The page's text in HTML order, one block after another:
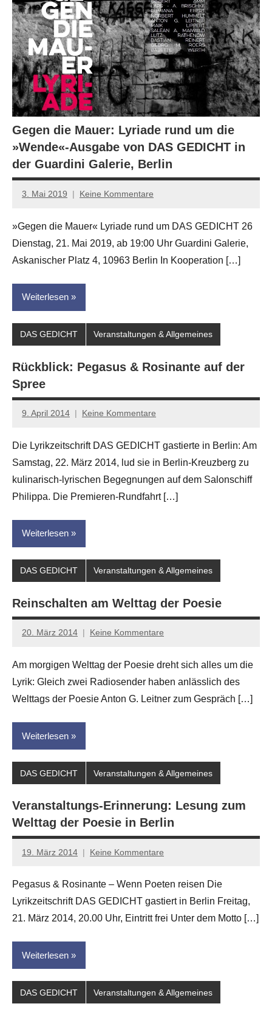
Gegen die Mauer: Lyriade rund um die
»Wende«-Ausgabe von DAS GEDICHT in
der Guardini Galerie, Berlin
3. Mai 2019
Jan-
Hornauer
für
dasgedichtblog
Keine Kommentare
»Gegen die Mauer« Lyriade rund um DAS GEDICHT 26
Dienstag, 21. Mai 2019, ab 19:00 Uhr Guardini Galerie,
Askanischer Platz 4, 10963 Berlin In Kooperation […]
Weiterlesen
DAS GEDICHT Veranstaltungen & Allgemeines
Rückblick: Pegasus & Rosinante auf der
Spree
9. April 2014
Anton
Leitner
Keine Kommentare
Die Lyrikzeitschrift DAS GEDICHT gastierte in Berlin: Am
Samstag, 22. März 2014, lud sie in Berlin-Kreuzberg zu
kulinarisch-lyrischen Begegnungen auf dem Salonschiff
Philippa. Die Premieren-Rundfahrt […]
Weiterlesen
DAS GEDICHT Veranstaltungen & Allgemeines
Reinschalten am Welttag der Poesie
20. März 2014
Anton
Leitner
Keine Kommentare
Am morgigen Welttag der Poesie dreht sich alles um die
Lyrik: Gleich zwei Radiosender haben anlässlich des
Welttags der Poesie Anton G. Leitner zum Gespräch […]
Weiterlesen
DAS GEDICHT Veranstaltungen & Allgemeines
Veranstaltungs-Erinnerung: Lesung zum
Welttag der Poesie in Berlin
19. März 2014
Anton
Leitner
Keine Kommentare
Pegasus & Rosinante – Wenn Poeten reisen Die
Lyrikzeitschrift DAS GEDICHT gastiert in Berlin Freitag,
21. März 2014, 20.00 Uhr, Eintritt frei Unter dem Motto […]
Weiterlesen
DAS GEDICHT Veranstaltungen & Allgemeines